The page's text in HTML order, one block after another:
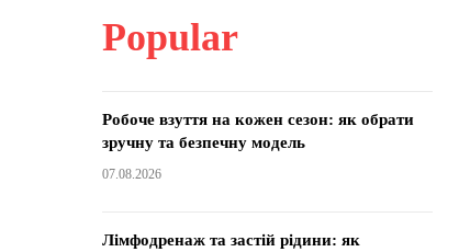
Popular
Робоче взуття на кожен сезон: як обрати
зручну та безпечну модель
07.08.2026
Лімфодренаж та застій рідини: як